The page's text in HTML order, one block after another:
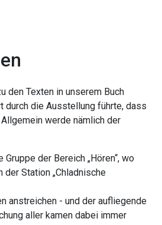
den Texten in unserem Buch
durch die Ausstellung führte, dass
werde nämlich der
der Bereich „Hören“, wo
der Station „Chladnische
anstreichen - und der aufliegende
aller kamen dabei immer